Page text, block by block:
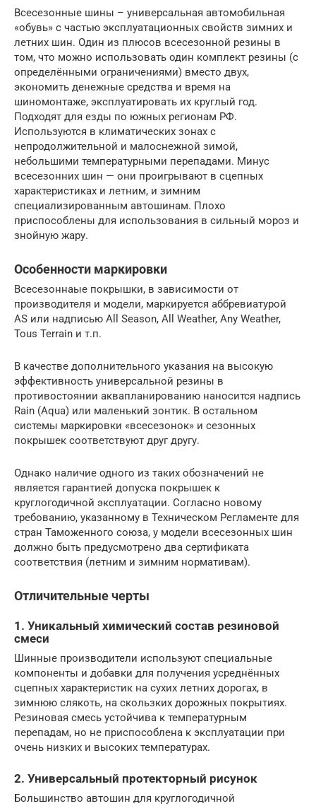
Всесезонные шины – универсальная автомобильная
«обувь» с частью эксплуатационных свойств зимних и
летних шин. Один из плюсов всесезонной резины в
том, что можно использовать один комплект резины (с
определёнными ограничениями) вместо двух,
экономить денежные средства и время на
шиномонтаже, эксплуатировать их круглый год.
Подходят для езды по южных регионам РФ.
Используются в климатических зонах с
непродолжительной и малоснежной зимой,
небольшими температурными перепадами. Минус
всесезонних шин — они проигрывают в сцепных
характеристиках и летним, и зимним
специализированным автошинам. Плохо
приспособлены для использования в сильный мороз и
знойную жару.
Особенности маркировки
Всесезоннаые покрышки, в зависимости от
производителя и модели, маркируется аббревиатурой
AS или надписью All Season, All Weather, Any Weather,
Tous Terrain и т.п.
В качестве дополнительного указания на высокую
эффективность универсальной резины в
противостоянии аквапланированию наносится надпись
Rain (Aqua) или маленький зонтик. В остальном
системы маркировки «всесезонок» и сезонных
покрышек соответствуют друг другу.
Однако наличие одного из таких обозначений не
является гарантией допуска покрышек к
круглогодичной эксплуатации. Согласно новому
требованию, указанному в Техническом Регламенте для
стран Таможенного союза, у модели всесезонных шин
должно быть предусмотрено два сертификата
соответствия (летним и зимним нормативам).
Отличительные черты
1. Уникальный химический состав резиновой
смеси
Шинные производители используют специальные
компоненты и добавки для получения усреднённых
сцепных характеристик на сухих летних дорогах, в
зимнюю слякоть, на скользких дорожных покрытиях.
Резиновая смесь устойчива к температурным
перепадам, но не приспособлена к эксплуатации при
очень низких и высоких температурах.
2. Универсальный протекторный рисунок
Большинство автошин для круглогодичной